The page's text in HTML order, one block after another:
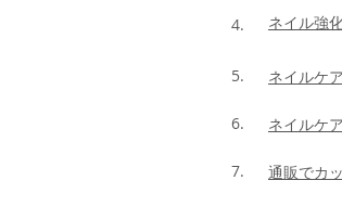
4. ネイル強
5. ネイルケ
6. ネイルケ
7. 通販でカ